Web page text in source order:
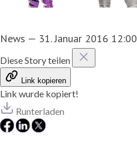
News — 31. Januar 2016 12:00
Diese Story teilen
Link kopieren
Link wurde kopiert!
Runterladen